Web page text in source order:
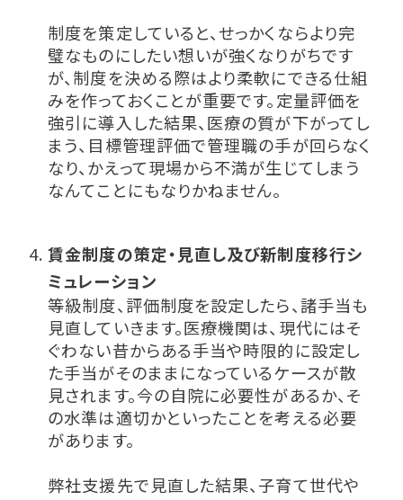
制度を策定していると、せっかくならより完
璧なものにしたい想いが強くなりがちです
が、制度を決める際はより柔軟にできる仕組
みを作っておくことが重要です。定量評価を
強引に導入した結果、医療の質が下がってし
まう、目標管理評価で管理職の手が回らなく
なり、かえって現場から不満が生じてしまう
なんてことにもなりかねません。
賃金制度の策定・見直し及び新制度移行シ
ミュレーション
等級制度、評価制度を設定したら、諸手当も
見直していきます。医療機関は、現代にはそ
ぐわない昔からある手当や時限的に設定し
た手当がそのままになっているケースが散
見されます。今の自院に必要性があるか、そ
の水準は適切かといったことを考える必要
があります。
弊社支援先で見直した結果、子育て世代や